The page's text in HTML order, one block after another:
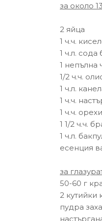
за около
2 яйца
1 ч.ч.
1 ч.л.
1 непълна
1/2 ч.ч.
1 ч.л.
1 ч.ч.
1 ч.ч. орехи
1 1/2 ч.ч.
1 ч.л.
есенция
за
50-60 г
2
пудра